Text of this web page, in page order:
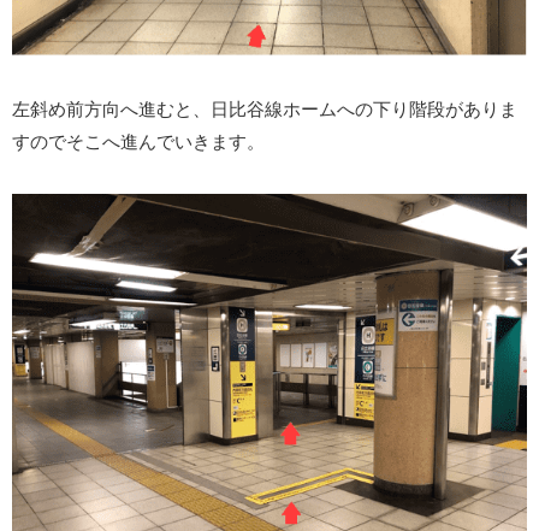
左斜め前方向へ進むと、日比谷線ホームへの下り階段がありま
すのでそこへ進んでいきます。